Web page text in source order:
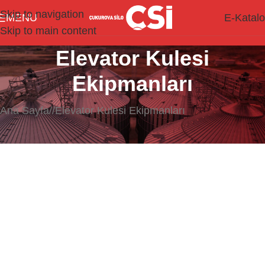
Skip to navigation
Skip to main content
MENU E-
Elevator Kulesi
Ekipmanları
Ana Sayfa/ Elevator Kulesi Ekipmanları